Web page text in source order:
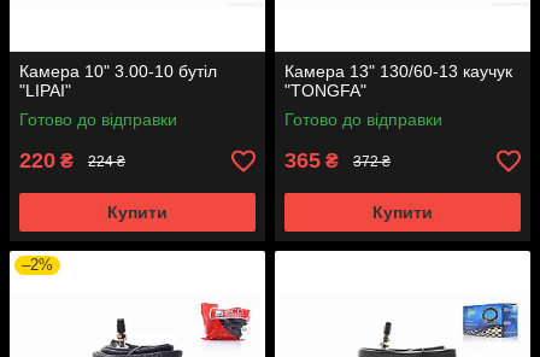
Камера 10" 3.00-10 бутіл
"LIPAI"
Готово до відправки
220 ₴ 224 ₴
Купити
Камера 13" 130/60-13 каучук
"TONGFA"
Готово до відправки
365 ₴ 372 ₴
Купити
–2%